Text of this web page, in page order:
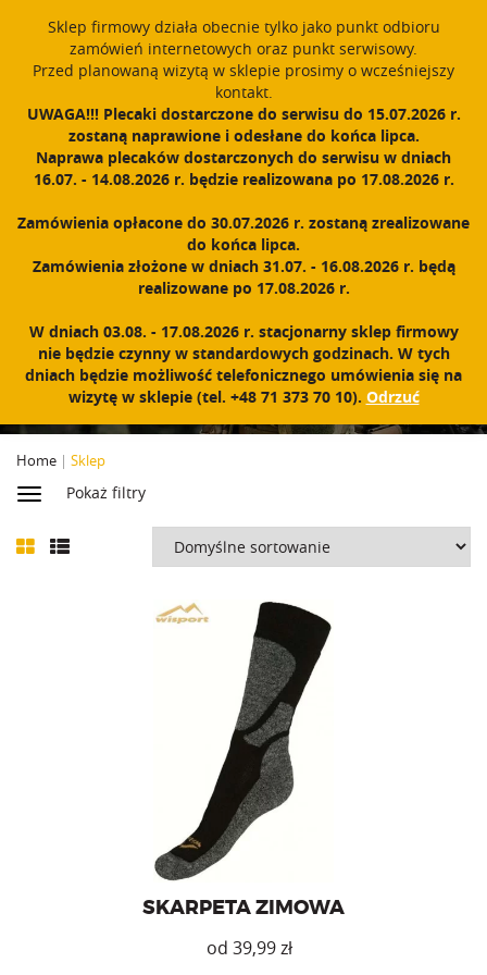
{dataLayer.push(arguments);} gtag('js', new Date()); gtag('config',
'UA-11892555-1');
PROUDLY MADE IN POLAND SINCE 1984 Polski
Zarejestruj się Zaloguj się 0
N
w
g
j
a
PRODUKTY
Home | Sklep
Pokaż filtry
Skarpeta trekkingowa przeznaczona na zimę.
SKARPETA ZIMOWA
zł
Sklep firmowy działa obecnie tylko jako punkt odbioru
zamówień internetowych oraz punkt serwisowy.
Przed planowaną wizytą w sklepie prosimy o wcześniejszy
kontakt.
UWAGA!!! Plecaki dostarczone do serwisu do 15.07.2026 r.
zostaną naprawione i odesłane do końca lipca.
Naprawa plecaków dostarczonych do serwisu w dniach
16.07. - 14.08.2026 r. będzie realizowana po 17.08.2026 r.
Zamówienia opłacone do 30.07.2026 r. zostaną zrealizowane
do końca lipca.
Zamówienia złożone w dniach 31.07. - 16.08.2026 r. będą
realizowane po 17.08.2026 r.
W dniach 03.08. - 17.08.2026 r. stacjonarny sklep firmowy
nie będzie czynny w standardowych godzinach. W tych
dniach będzie możliwość telefonicznego umówienia się na
wizytę w sklepie (tel. +48 71 373 70 10). Odrzuć